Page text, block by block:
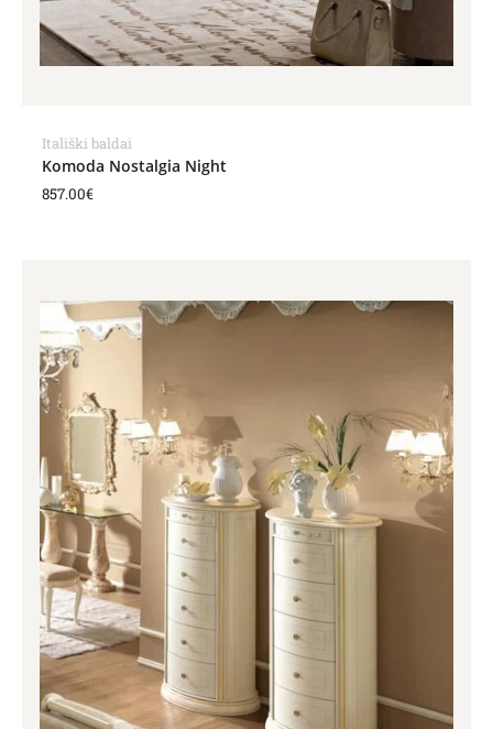
Itališki baldai
Komoda Nostalgia Night
857.00€